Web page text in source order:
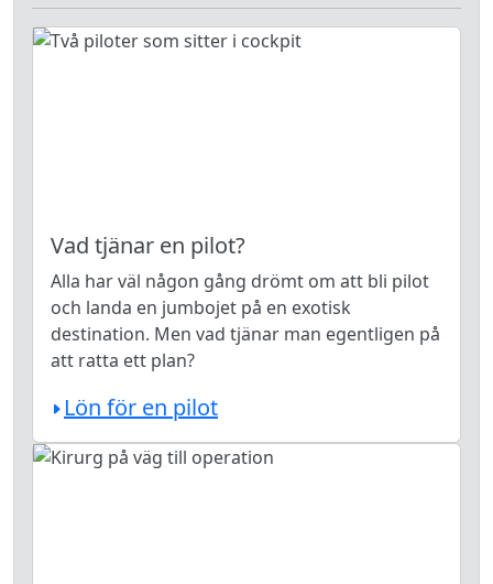
Vad tjänar en pilot?
Alla har väl någon gång drömt om att bli pilot
och landa en jumbojet på en exotisk
destination. Men vad tjänar man egentligen på
att ratta ett plan?
Lön för en pilot